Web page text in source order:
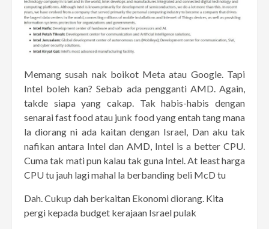
Memang susah nak boikot Meta atau Google. Tapi
Intel boleh kan? Sebab ada pengganti AMD. Again,
takde siapa yang cakap. Tak habis-habis dengan
senarai fast food atau junk food yang entah tang mana
la diorang ni ada kaitan dengan Israel, Dan aku tak
nafikan antara Intel dan AMD, Intel is a better CPU.
Cuma tak mati pun kalau tak guna Intel. At least harga
CPU tu jauh lagi mahal la berbanding beli McD tu
Dah. Cukup dah berkaitan Ekonomi diorang. Kita
pergi kepada budget kerajaan Israel pulak